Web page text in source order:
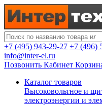
+7 (495) 943-29-27 +7 (496)
info@inter-el.ru
Позвонить Кабинет
Каталог товаров
Высоковольтное и
электроэнергии и